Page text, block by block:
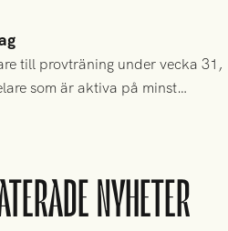
till provträning under vecka 31,
som är aktiva på minst
NYHETER